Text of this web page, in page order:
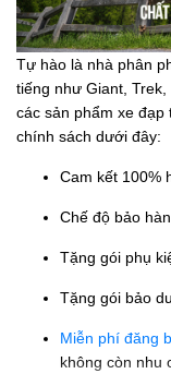
Tự hào là nhà phân
tiếng như Giant,
các sản phẩm xe đạp
chính sách dưới đây:
Cam kết 100%
Chế độ bảo
Tặng gói phụ
Tặng gói bảo
Miễn phí đăng
không còn nhu